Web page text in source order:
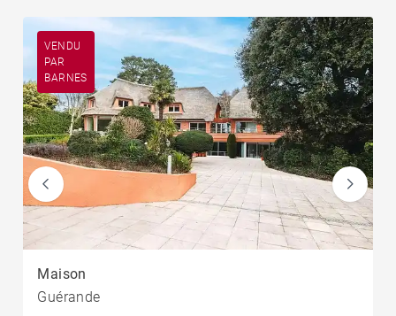
VENDU
PAR
BARNES
Maison
Guérande